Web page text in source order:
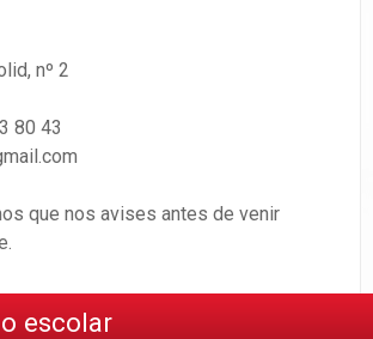
nº 2
80 43
que nos avises antes de venir
escolar